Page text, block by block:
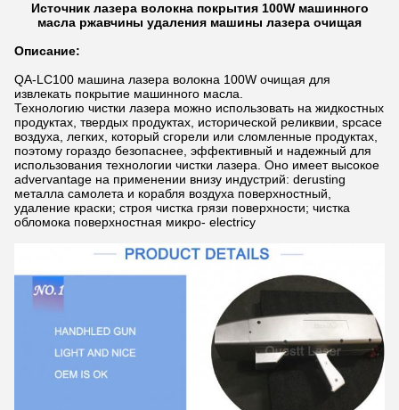
Источник лазера волокна покрытия 100W машинного
масла ржавчины удаления машины лазера очищая
Описание:
QA-LC100 машина лазера волокна 100W очищая для
извлекать покрытие машинного масла.
Технологию чистки лазера можно использовать на жидкостных
продуктах, твердых продуктах, исторической реликвии, spcace
воздуха, легких, который сгорели или сломленные продуктах,
поэтому гораздо безопаснее, эффективный и надежный для
использования технологии чистки лазера. Оно имеет высокое
advervantage на применении внизу индустрий: derusting
металла самолета и корабля воздуха поверхностный,
удаление краски; строя чистка грязи поверхности; чистка
обломока поверхностная микро- electricy